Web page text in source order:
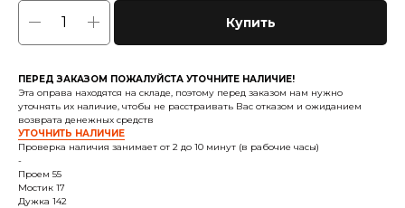
Купить
ПЕРЕД ЗАКАЗОМ ПОЖАЛУЙСТА УТОЧНИТЕ НАЛИЧИЕ!
Эта оправа находятся на складе, поэтому перед заказом нам нужно
уточнять их наличие, чтобы не расстраивать Вас отказом и ожиданием
возврата денежных средств
УТОЧНИТЬ НАЛИЧИЕ
Проверка наличия занимает от 2 до 10 минут (в рабочие часы)
-
Проем 55
Мостик 17
Дужка 142